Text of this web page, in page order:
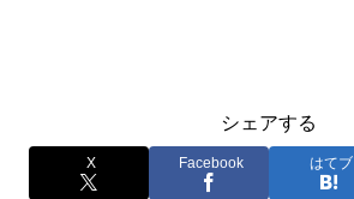
シェアする
X Facebook はてブ